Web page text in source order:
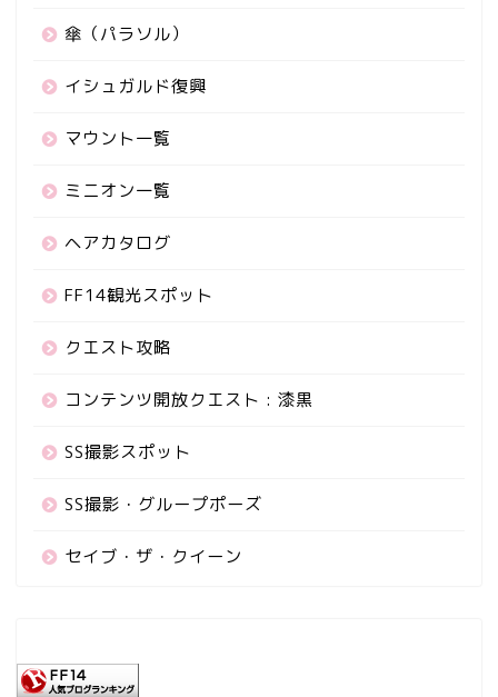
傘（パラソル）
イシュガルド復興
マウント一覧
ミニオン一覧
ヘアカタログ
FF14観光スポット
クエスト攻略
コンテンツ開放クエスト : 漆黒
SS撮影スポット
SS撮影・グループポーズ
セイブ・ザ・クイーン